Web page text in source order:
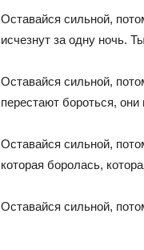
Оставайся сильной,
исчезнут за одну ночь.
Оставайся сильной,
перестают бороться, они
Оставайся сильной,
которая боролась,
Оставайся сильной,